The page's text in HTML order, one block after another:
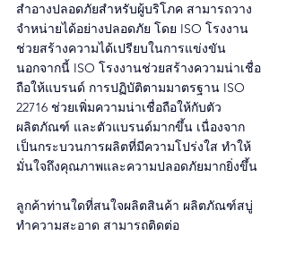
สำอางปลอดภัยสำหรับผู้บริโภค สามารถวาง
จำหน่ายได้อย่างปลอดภัย โดย ISO โรงงาน
ช่วยสร้างความได้เปรียบในการแข่งขัน
นอกจากนี้ ISO โรงงานช่วยสร้างความน่าเชื่อ
ถือให้แบรนด์ การปฏิบัติตามมาตรฐาน ISO
22716 ช่วยเพิ่มความน่าเชื่อถือให้กับตัว
ผลิตภัณฑ์ และตัวแบรนด์มากขึ้น เนื่องจาก
เป็นกระบวนการผลิตที่มีความโปร่งใส ทำให้
มั่นใจถึงคุณภาพและความปลอดภัยมากยิ่งขึ้น
ลูกค้าท่านใดที่สนใจผลิตสินค้า ผลิตภัณฑ์สบู่
ทำความสะอาด สามารถติดต่อ